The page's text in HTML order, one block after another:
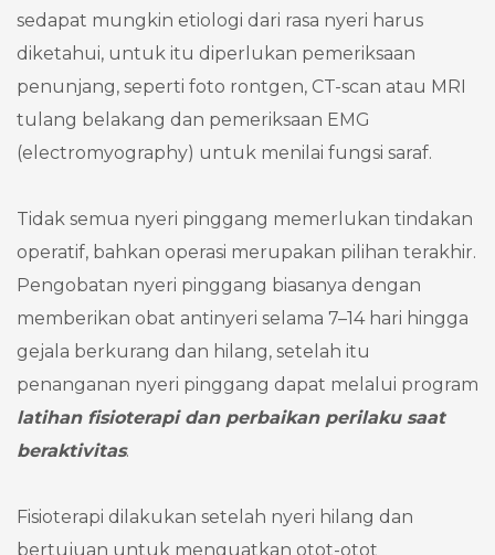
sedapat mungkin etiologi dari rasa nyeri harus
diketahui, untuk itu diperlukan pemeriksaan
penunjang, seperti foto rontgen, CT-scan atau MRI
tulang belakang dan pemeriksaan EMG
(electromyography) untuk menilai fungsi saraf.
Tidak semua nyeri pinggang memerlukan tindakan
operatif, bahkan operasi merupakan pilihan terakhir.
Pengobatan nyeri pinggang biasanya dengan
memberikan obat antinyeri selama 7–14 hari hingga
gejala berkurang dan hilang, setelah itu
penanganan nyeri pinggang dapat melalui program
latihan fisioterapi dan perbaikan perilaku saat
beraktivitas.
Fisioterapi dilakukan setelah nyeri hilang dan
bertujuan untuk menguatkan otot-otot